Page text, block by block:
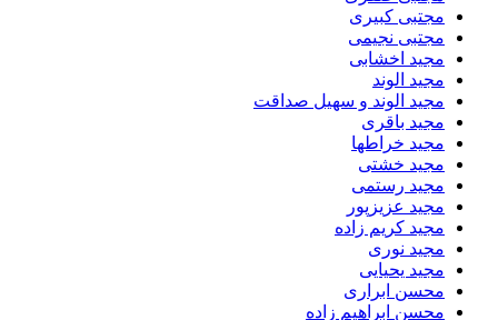
مجتبی کبیری
مجتبی نجیمی
مجید اخشابی
مجید الوند‎
مجید الوند و سهیل صداقت
مجید باقری
مجید خراطها
مجید خشتی
مجید رستمی
مجید عزیزپور
مجید کریم زاده
مجید نوری
مجید یحیایی
محسن ابراری
محسن ابراهیم زاده